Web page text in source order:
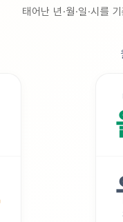
태어난 년·월·일·시를